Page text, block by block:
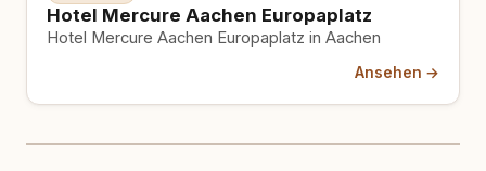
Hotel Mercure Aachen Europaplatz
Hotel Mercure Aachen Europaplatz in Aachen
Ansehen →